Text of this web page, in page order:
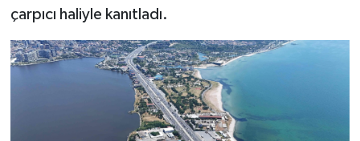
çarpıcı haliyle kanıtladı.